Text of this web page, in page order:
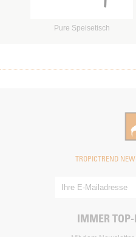
Pure Speisetisch
TROPICTREND
IMMER